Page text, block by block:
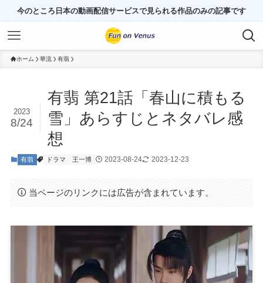
今のところ日本の動画配信サービスで見られる作品のみの記事です
ホーム 華流 有翡
有翡 第21話「春山に積もる
雪」あらすじとネタバレ感
想
2023
8/24
有翡 ドラマ 王一博 2023-08-24 2023-12-23
当ページのリンクには広告が含まれています。